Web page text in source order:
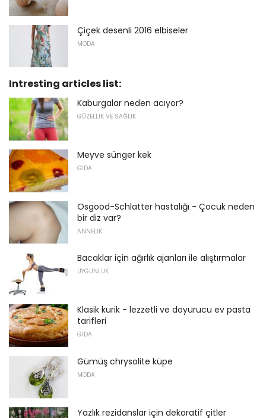
Çiçek desenli 2016 elbiseler
MODA
Intresting articles list:
Kaburgalar neden acıyor?
GÜZELLIK VE SAĞLIK
Meyve sünger kek
GIDA
Osgood-Schlatter hastalığı - Çocuk neden
bir diz var?
ANNELIK
Bacaklar için ağırlık ajanları ile alıştırmalar
UYGUNLUK
Klasik kurik - lezzetli ve doyurucu ev pasta
tarifleri
GIDA
Gümüş chrysolite küpe
MODA
Yazlık rezidanslar için dekoratif çitler